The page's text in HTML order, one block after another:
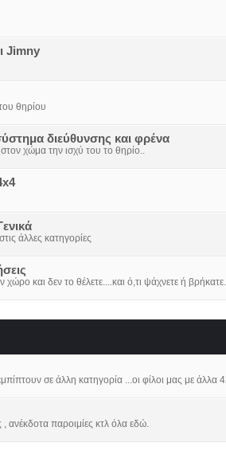
Jimny
θηρίου
διεύθυνσης και φρένα
χώμα την ισχύ του το θηρίο..
άλλες κατηγορίες
χώρο και δεν το θέλετε....και ό,τι ψάχνετε ή
σε άλλη κατηγορία ...οι φίλοι μας με άλλα
παροιμίες κτλ όλα εδώ.